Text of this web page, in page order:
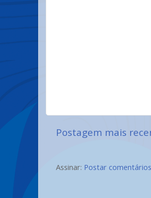
Postagem mais
Assinar: Postar